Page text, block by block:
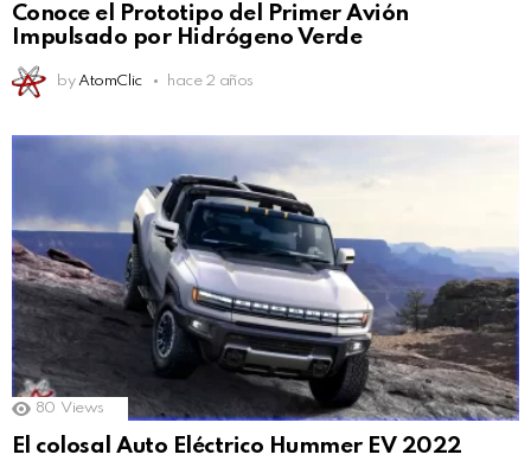
Conoce el Prototipo del Primer Avión
Impulsado por Hidrógeno Verde
by AtomClic hace 2 años
80 Views
El colosal Auto Eléctrico Hummer EV 2022